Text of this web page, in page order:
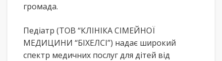
громада.
Педіатр (ТОВ “КЛІНІКА СІМЕЙНОЇ
МЕДИЦИНИ “БІХЕЛСІ”) надає широкий
спектр медичних послуг для дітей від